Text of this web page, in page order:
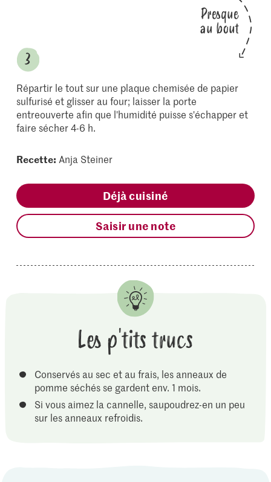
Presque
au bout
Répartir le tout sur une plaque chemisée de papier
sulfurisé et glisser au four; laisser la porte
entreouverte afin que l'humidité puisse s'échapper et
faire sécher 4-6 h.
Recette: Anja Steiner
Déjà cuisiné
Saisir une note
Les p'tits trucs
Conservés au sec et au frais, les anneaux de
pomme séchés se gardent env. 1 mois.
Si vous aimez la cannelle, saupoudrez-en un peu
sur les anneaux refroidis.